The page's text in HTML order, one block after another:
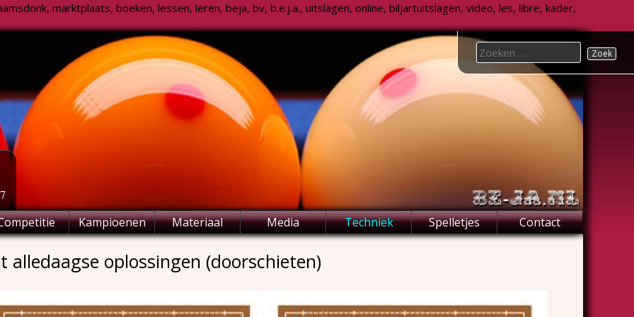
marktplaats, boeken, lessen, leren, beja, bv, b.e.j.a., uitslagen, online, biljartuitslagen, video, les, libre, kader,
Kampioenen Materiaal Media Techniek Spelletjes Contact
Search
for:
alledaagse oplossingen (doorschieten)